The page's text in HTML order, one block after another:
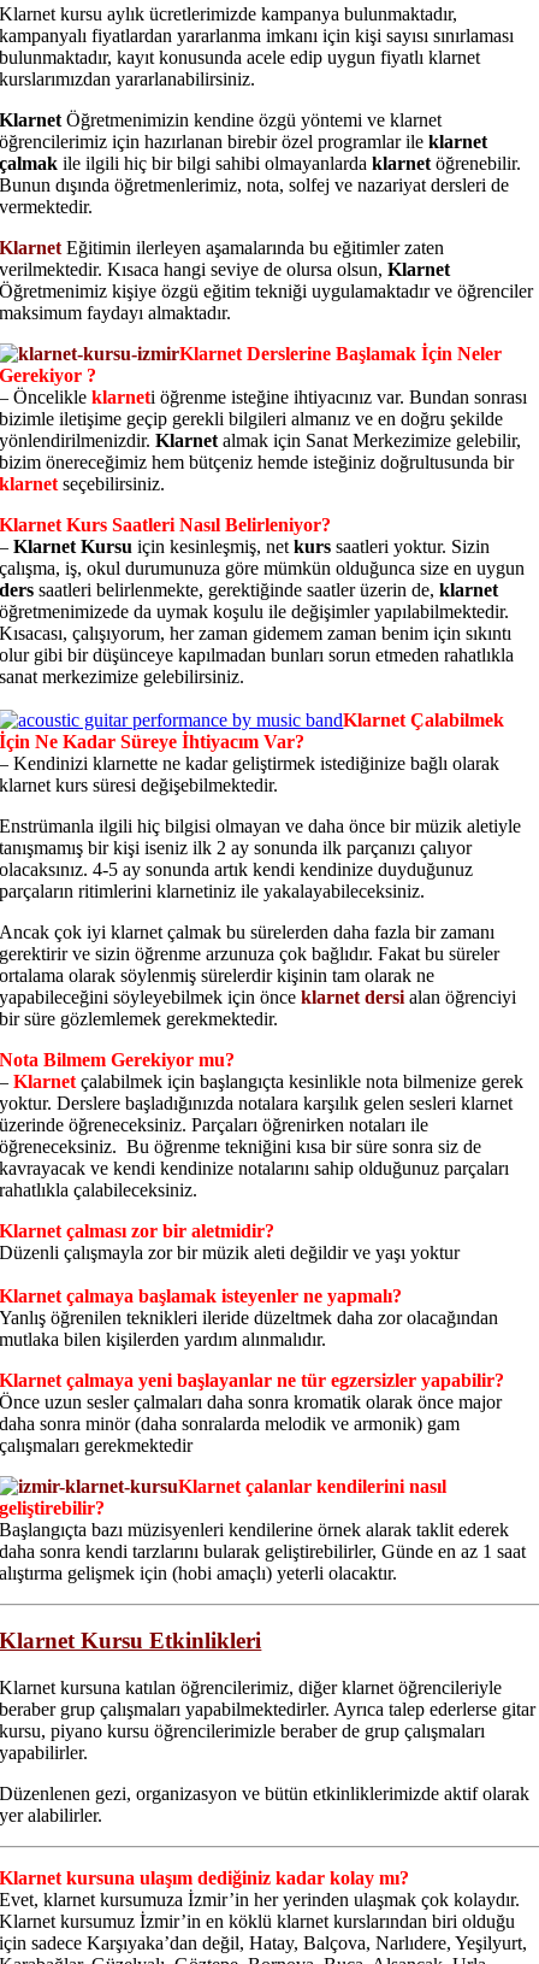
Klarnet kursu aylık ücretlerimizde kampanya bulunmaktadır,
kampanyalı fiyatlardan yararlanma imkanı için kişi sayısı sınırlaması
bulunmaktadır, kayıt konusunda acele edip uygun fiyatlı klarnet
kurslarımızdan yararlanabilirsiniz.
Klarnet Öğretmenimizin kendine özgü yöntemi ve klarnet
öğrencilerimiz için hazırlanan birebir özel programlar ileklarnet
çalmak ile ilgili hiç bir bilgi sahibi olmayanlardaklarnet öğrenebilir.
Bunun dışında öğretmenlerimiz, nota, solfej ve nazariyat dersleri de
vermektedir.
Klarnet Eğitimin ilerleyen aşamalarında bu eğitimler zaten
verilmektedir. Kısaca hangi seviye de olursa olsun,Klarnet
Öğretmenimiz kişiye özgü eğitim tekniği uygulamaktadır ve öğrenciler
maksimum faydayı almaktadır.
Klarnet Derslerine Başlamak İçin Neler
Gerekiyor ?
– Öncelikleklarneti öğrenme isteğine ihtiyacınız var. Bundan sonrası
bizimle iletişime geçip gerekli bilgileri almanız ve en doğru şekilde
yönlendirilmenizdir.Klarnet almak için Sanat Merkezimize gelebilir,
bizim önereceğimiz hem bütçeniz hemde isteğiniz doğrultusunda bir
klarnet seçebilirsiniz.
Klarnet Kurs Saatleri Nasıl Belirleniyor?
–Klarnet Kursu için kesinleşmiş, netkurs saatleri yoktur. Sizin
çalışma, iş, okul durumunuza göre mümkün olduğunca size en uygun
ders saatleri belirlenmekte, gerektiğinde saatler üzerin de,klarnet
öğretmenimizede da uymak koşulu ile değişimler yapılabilmektedir.
Kısacası, çalışıyorum, her zaman gidemem zaman benim için sıkıntı
olur gibi bir düşünceye kapılmadan bunları sorun etmeden rahatlıkla
sanat merkezimize gelebilirsiniz.
Klarnet Çalabilmek
İçin Ne Kadar Süreye İhtiyacım Var?
– Kendinizi klarnette ne kadar geliştirmek istediğinize bağlı olarak
klarnet kurs süresi değişebilmektedir.
Enstrümanla ilgili hiç bilgisi olmayan ve daha önce bir müzik aletiyle
tanışmamış bir kişi iseniz ilk 2 ay sonunda ilk parçanızı çalıyor
olacaksınız. 4-5 ay sonunda artık kendi kendinize duyduğunuz
parçaların ritimlerini klarnetiniz ile yakalayabileceksiniz.
Ancak çok iyi klarnet çalmak bu sürelerden daha fazla bir zamanı
gerektirir ve sizin öğrenme arzunuza çok bağlıdır. Fakat bu süreler
ortalama olarak söylenmiş sürelerdir kişinin tam olarak ne
yapabileceğini söyleyebilmek için önce klarnet dersi alan öğrenciyi
bir süre gözlemlemek gerekmektedir.
Nota Bilmem Gerekiyor mu?
–Klarnet çalabilmek için başlangıçta kesinlikle nota bilmenize gerek
yoktur. Derslere başladığınızda notalara karşılık gelen sesleri klarnet
üzerinde öğreneceksiniz. Parçaları öğrenirken notaları ile
öğreneceksiniz. Bu öğrenme tekniğini kısa bir süre sonra siz de
kavrayacak ve kendi kendinize notalarını sahip olduğunuz parçaları
rahatlıkla çalabileceksiniz.
Klarnet çalması zor bir aletmidir?
Düzenli çalışmayla zor bir müzik aleti değildir ve yaşı yoktur
Klarnet çalmaya başlamak isteyenler ne yapmalı?
Yanlış öğrenilen teknikleri ileride düzeltmek daha zor olacağından
mutlaka bilen kişilerden yardım alınmalıdır.
Klarnet çalmaya yeni başlayanlar ne tür egzersizler yapabilir?
Önce uzun sesler çalmaları daha sonra kromatik olarak önce major
daha sonra minör (daha sonralarda melodik ve armonik) gam
çalışmaları gerekmektedir
Klarnet çalanlar kendilerini nasıl
geliştirebilir?
Başlangıçta bazı müzisyenleri kendilerine örnek alarak taklit ederek
daha sonra kendi tarzlarını bularak geliştirebilirler, Günde en az 1 saat
alıştırma gelişmek için (hobi amaçlı) yeterli olacaktır.
Klarnet Kursu Etkinlikleri
Klarnet kursuna katılan öğrencilerimiz, diğer klarnet öğrencileriyle
beraber grup çalışmaları yapabilmektedirler. Ayrıca talep ederlerse gitar
kursu, piyano kursu öğrencilerimizle beraber de grup çalışmaları
yapabilirler.
Düzenlenen gezi, organizasyon ve bütün etkinliklerimizde aktif olarak
yer alabilirler.
Klarnet kursuna ulaşım dediğiniz kadar kolay mı?
Evet, klarnet kursumuza İzmir’in her yerinden ulaşmak çok kolaydır.
Klarnet kursumuz İzmir’in en köklü klarnet kurslarından biri olduğu
için sadece Karşıyaka’dan değil, Hatay, Balçova, Narlıdere, Yeşilyurt,